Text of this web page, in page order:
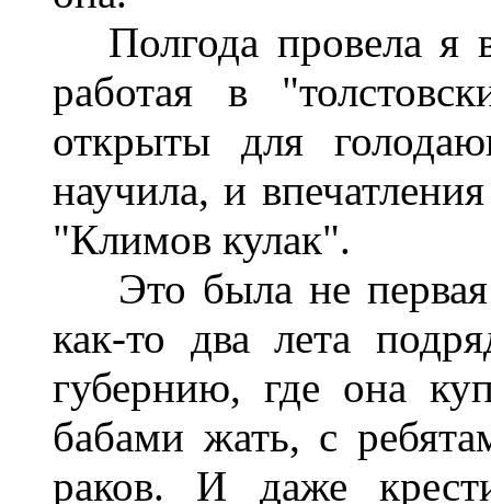
Полгода провела я
работая в
открыты для
научила, и
"Климов кулак".
Это была не первая
как-то два лета
губернию, где она
бабами жать, с
раков. И даже